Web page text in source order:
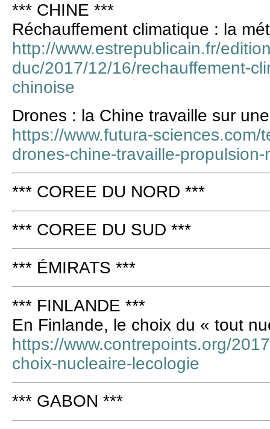
*** CHINE ***
Réchauffement climatique : la
http://www.estrepublicain.fr/
duc/2017/12/16/rechauffement-
chinoise
Drones : la Chine travaille sur
https://www.futura-sciences.com/
drones-chine-travaille-
*** COREE DU NORD ***
*** COREE DU SUD ***
*** ÉMIRATS ***
*** FINLANDE ***
En Finlande, le choix du « tout
https://www.contrepoints.org/
choix-nucleaire-lecologie
*** GABON ***